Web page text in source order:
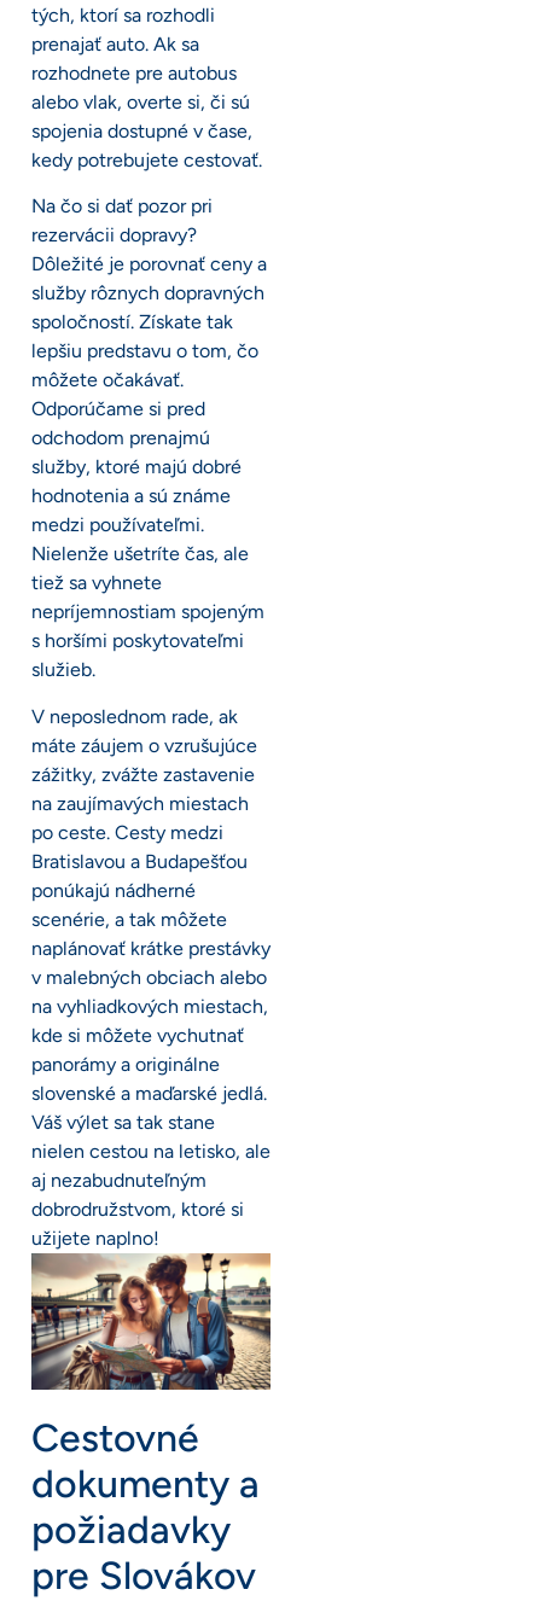
tých, ktorí sa rozhodli
prenajať auto. Ak sa
rozhodnete pre autobus
alebo vlak, overte si, či sú
spojenia dostupné v čase,
kedy potrebujete cestovať.
Na čo si dať pozor pri
rezervácii dopravy?
Dôležité je porovnať ceny a
služby rôznych dopravných
spoločností. Získate tak
lepšiu predstavu o tom, čo
môžete očakávať.
Odporúčame si pred
odchodom prenajmú
služby, ktoré majú dobré
hodnotenia a sú známe
medzi používateľmi.
Nielenže ušetríte čas, ale
tiež sa vyhnete
nepríjemnostiam spojeným
s horšími poskytovateľmi
služieb.
V neposlednom rade, ak
máte záujem o vzrušujúce
zážitky, zvážte zastavenie
na zaujímavých miestach
po ceste. Cesty medzi
Bratislavou a Budapešťou
ponúkajú nádherné
scenérie, a tak môžete
naplánovať krátke prestávky
v malebných obciach alebo
na vyhliadkových miestach,
kde si môžete vychutnať
panorámy a originálne
slovenské a maďarské jedlá.
Váš výlet sa tak stane
nielen cestou na letisko, ale
aj nezabudnuteľným
dobrodružstvom, ktoré si
užijete naplno!
Cestovné
dokumenty a
požiadavky
pre Slovákov